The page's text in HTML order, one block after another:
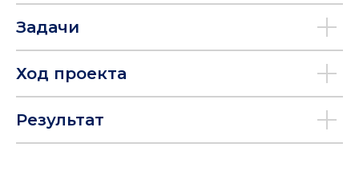
Задачи
Ход проекта
Результат